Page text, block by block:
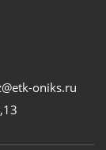
oniks.ru